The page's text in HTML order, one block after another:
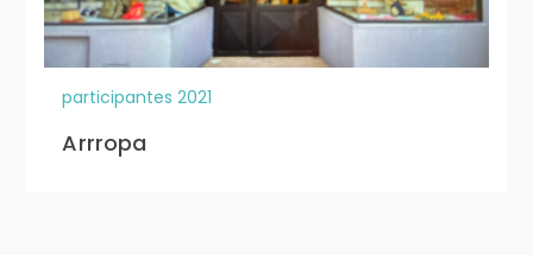
participantes 2021
Arrropa